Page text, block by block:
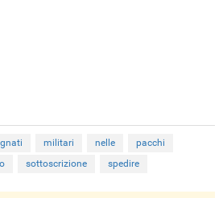
militari nelle
pacchi
sottoscrizione spedire